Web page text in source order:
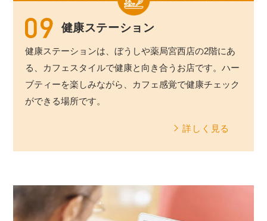
健康ステーション
健康ステーションは、ぼうしや薬局宮西店の2階にあ
る、カフェスタイルで健康と向き合うお店です。ハー
ブティーを楽しみながら、カフェ感覚で健康チェック
ができる場所です。
詳しく見る